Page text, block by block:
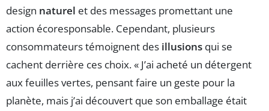
design naturel et des messages promettant une
action écoresponsable. Cependant, plusieurs
consommateurs témoignent des illusions qui se
cachent derrière ces choix. « J’ai acheté un détergent
aux feuilles vertes, pensant faire un geste pour la
planète, mais j’ai découvert que son emballage était